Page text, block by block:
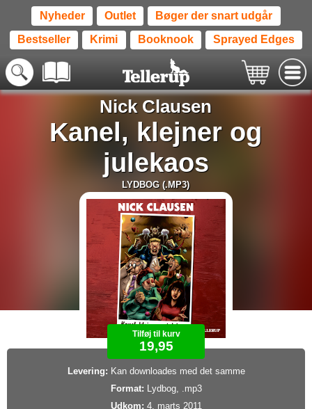
Nyheder Outlet Bøger der snart udgår
Bestseller Krimi Booknook Sprayed Edges
Nick Clausen
Kanel, klejner og
julekaos
LYDBOG (.MP3)
Tilføj til kurv
19,95
Levering: Kan downloades med det samme
Format: Lydbog, .mp3
Udkom: 4. marts 2011